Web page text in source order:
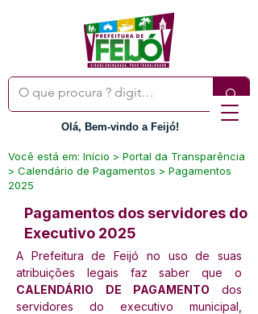
Olá, Bem-vindo a Feijó!
Você está em: Início > Portal da Transparência
> Calendário de Pagamentos > Pagamentos
2025
Pagamentos dos servidores do
Executivo 2025
A Prefeitura de Feijó no uso de suas
CALENDÁRIO DE PAGAMENTO dos
servidores do executivo municipal,